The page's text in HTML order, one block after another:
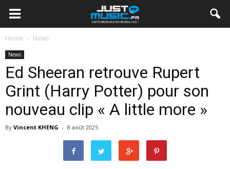
Home News
News
Ed Sheeran retrouve Rupert
Grint (Harry Potter) pour son
nouveau clip « A little more »
By Vincent KHENG - 8 août 2025